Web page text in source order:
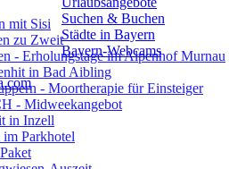
Suchen & Buchen
Städte in Bayern
Bayern-Webcams
mit Sisi
zu Zweit
- Erholungstage im Alpenhof Murnau
in Bad Aibling
- Moortherapie für Einsteiger
- Midweekangebot
in Inzell
im Parkhotel